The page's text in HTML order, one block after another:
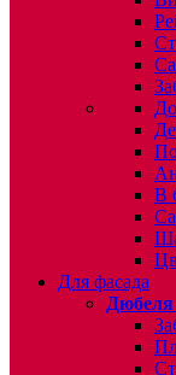
В
Для фасада
Дюбеля